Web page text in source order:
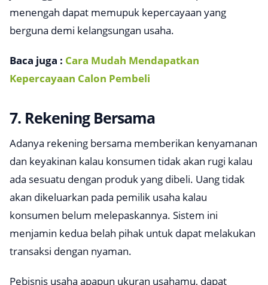
menengah dapat memupuk kepercayaan yang
berguna demi kelangsungan usaha.
Baca juga : Cara Mudah Mendapatkan
Kepercayaan Calon Pembeli
7. Rekening Bersama
Adanya rekening bersama memberikan kenyamanan
dan keyakinan kalau konsumen tidak akan rugi kalau
ada sesuatu dengan produk yang dibeli. Uang tidak
akan dikeluarkan pada pemilik usaha kalau
konsumen belum melepaskannya. Sistem ini
menjamin kedua belah pihak untuk dapat melakukan
transaksi dengan nyaman.
Pebisnis usaha apapun ukuran usahamu, dapat